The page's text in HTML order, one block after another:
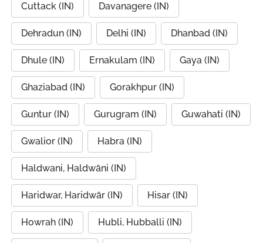
Cuttack (IN) Davanagere (IN)
Dehradun (IN) Delhi (IN) Dhanbad (IN)
Dhule (IN) Ernakulam (IN) Gaya (IN)
Ghaziabad (IN) Gorakhpur (IN)
Guntur (IN) Gurugram (IN) Guwahati (IN)
Gwalior (IN) Habra (IN)
Haldwani, Haldwāni (IN)
Haridwar, Haridwār (IN) Hisar (IN)
Howrah (IN) Hubli, Hubballi (IN)